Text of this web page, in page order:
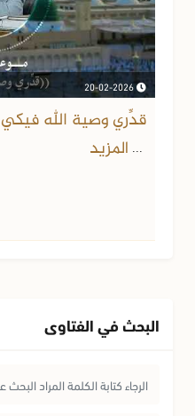
20-02-2026
قدِّري وصية الله فيكي
... المزيد
البحث في الفتاوى